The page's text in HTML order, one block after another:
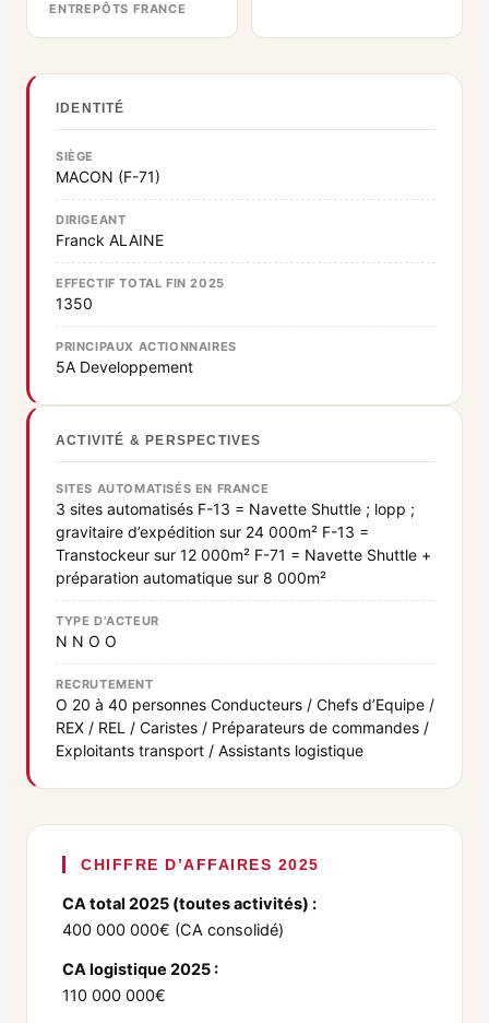
ENTREPÔTS FRANCE
IDENTITÉ
SIÈGE
MACON (F-71)
DIRIGEANT
Franck ALAINE
EFFECTIF TOTAL FIN 2025
1350
PRINCIPAUX ACTIONNAIRES
5A Developpement
ACTIVITÉ & PERSPECTIVES
SITES AUTOMATISÉS EN FRANCE
3 sites automatisés F-13 = Navette Shuttle ; lopp ;
gravitaire d’expédition sur 24 000m² F-13 =
Transtockeur sur 12 000m² F-71 = Navette Shuttle +
préparation automatique sur 8 000m²
TYPE D’ACTEUR
N N O O
RECRUTEMENT
O 20 à 40 personnes Conducteurs / Chefs d’Equipe /
REX / REL / Caristes / Préparateurs de commandes /
Exploitants transport / Assistants logistique
CHIFFRE D’AFFAIRES 2025
CA total 2025 (toutes activités) :
400 000 000€ (CA consolidé)
CA logistique 2025 :
110 000 000€